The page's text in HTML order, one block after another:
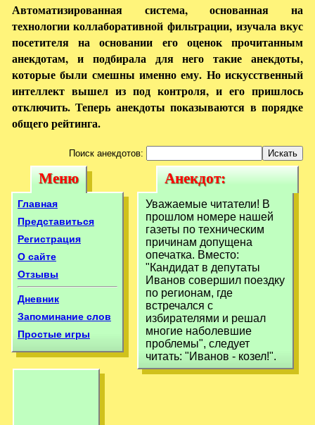
Автоматизированная система, основанная на
технологии коллаборативной фильтрации, изучала вкус
посетителя на основании его оценок прочитанным
анекдотам, и подбирала для него такие анекдоты,
которые были смешны именно ему. Но искусственный
интеллект вышел из под контроля, и его пришлось
отключить. Теперь анекдоты показываются в порядке
общего рейтинга.
Поиск анекдотов:
Меню
Меню
Главная
Представиться
Регистрация
О сайте
Отзывы
Дневник
Запоминание слов
Простые игры
Анекдот:
Уважаемые
читатели! В
прошлом номере
нашей
Анекдот:
Уважаемые
читатели! В
прошлом номере
нашей
Уважаемые читатели! В
прошлом номере нашей
газеты по техническим
причинам допущена
опечатка. Вместо:
"Кандидат в депутаты
Иванов совершил поездку
по регионам, где
встречался с
избирателями и решал
многие наболевшие
проблемы", следует
читать: "Иванов - козел!".